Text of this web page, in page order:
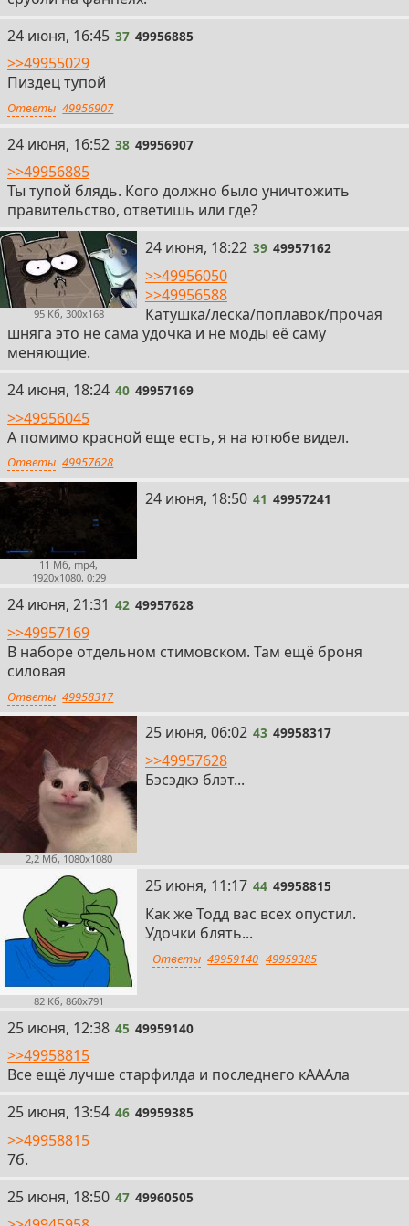
37
24 июня, 16:45 37 49956885
>>49955029
Пиздец тупой
Ответы 49956907
38
24 июня, 16:52 38 49956907
>>49956885
Ты тупой блядь. Кого должно было уничтожить
правительство, ответишь или где?
95 Кб, 300x168
39
24 июня, 18:22 39 49957162
>>49956050
>>49956588
Катушка/леска/поплавок/прочая
шняга это не сама удочка и не моды её саму
меняющие.
40
24 июня, 18:24 40 49957169
>>49956045
А помимо красной еще есть, я на ютюбе видел.
Ответы 49957628
11 Мб, mp4,
1920x1080, 0:29
41
24 июня, 18:50 41 49957241
42
24 июня, 21:31 42 49957628
>>49957169
В наборе отдельном стимовском. Там ещё броня
силовая
Ответы 49958317
2,2 Мб, 1080x1080
43
25 июня, 06:02 43 49958317
>>49957628
Бэсэдкэ блэт...
82 Кб, 860x791
44
25 июня, 11:17 44 49958815
Как же Тодд вас всех опустил.
Удочки блять...
Ответы 49959140 49959385
45
25 июня, 12:38 45 49959140
>>49958815
Все ещё лучше старфилда и последнего кАААла
46
25 июня, 13:54 46 49959385
>>49958815
7б.
47
25 июня, 18:50 47 49960505